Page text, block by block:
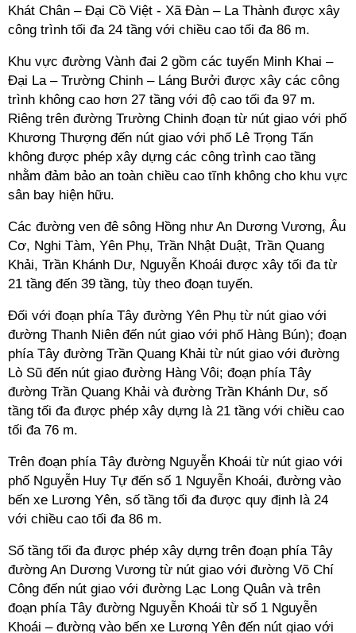
Khát Chân – Đại Cồ Việt - Xã Đàn – La Thành được xây
công trình tối đa 24 tầng với chiều cao tối đa 86 m.
Khu vực đường Vành đai 2 gồm các tuyến Minh Khai –
Đại La – Trường Chinh – Láng Bưởi được xây các công
trình không cao hơn 27 tầng với độ cao tối đa 97 m.
Riêng trên đường Trường Chinh đoạn từ nút giao với phố
Khương Thượng đến nút giao với phố Lê Trọng Tấn
không được phép xây dựng các công trình cao tầng
nhằm đảm bảo an toàn chiều cao tĩnh không cho khu vực
sân bay hiện hữu.
Các đường ven đê sông Hồng như An Dương Vương, Âu
Cơ, Nghi Tàm, Yên Phụ, Trần Nhật Duật, Trần Quang
Khải, Trần Khánh Dư, Nguyễn Khoái được xây tối đa từ
21 tầng đến 39 tầng, tùy theo đoạn tuyến.
Đối với đoạn phía Tây đường Yên Phụ từ nút giao với
đường Thanh Niên đến nút giao với phố Hàng Bún); đoạn
phía Tây đường Trần Quang Khải từ nút giao với đường
Lò Sũ đến nút giao đường Hàng Vôi; đoạn phía Tây
đường Trần Quang Khải và đường Trần Khánh Dư, số
tầng tối đa được phép xây dựng là 21 tầng với chiều cao
tối đa 76 m.
Trên đoạn phía Tây đường Nguyễn Khoái từ nút giao với
phố Nguyễn Huy Tự đến số 1 Nguyễn Khoái, đường vào
bến xe Lương Yên, số tầng tối đa được quy định là 24
với chiều cao tối đa 86 m.
Số tầng tối đa được phép xây dựng trên đoạn phía Tây
đường An Dương Vương từ nút giao với đường Võ Chí
Công đến nút giao với đường Lạc Long Quân và trên
đoạn phía Tây đường Nguyễn Khoái từ số 1 Nguyễn
Khoái – đường vào bến xe Lương Yên đến nút giao với